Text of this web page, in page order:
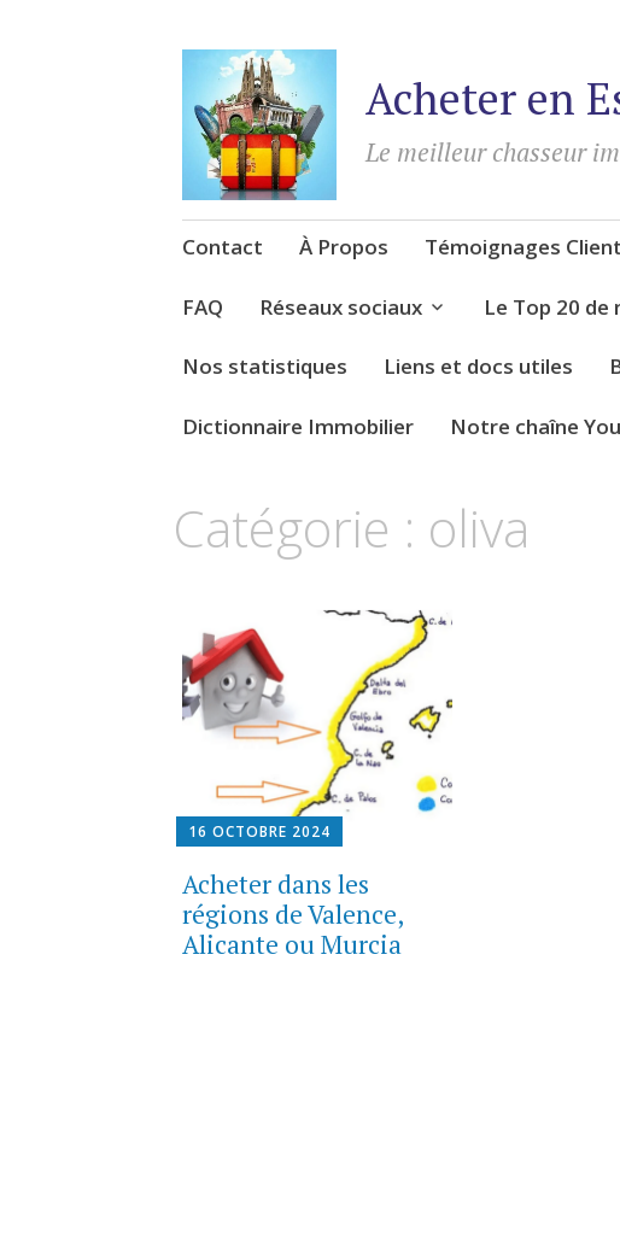
Acheter en
Le meilleur chasseur
Accéder
contenu
Contact À Propos Témoignages
FAQ Réseaux sociaux Le Top 20 de
Nos statistiques Liens et docs utiles
Dictionnaire Immobilier Notre chaîne
Catégorie : oliva
16 OCTOBRE 2024
Acheter dans les
régions de Valence,
Alicante ou Murcia